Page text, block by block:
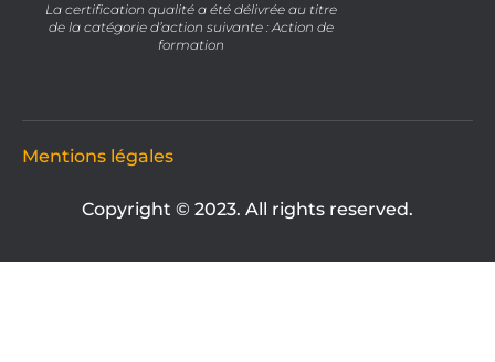
La certification qualité a été délivrée au titre
de la catégorie d’action suivante : Action de
formation
Mentions légales
Copyright © 2023. All rights reserved.